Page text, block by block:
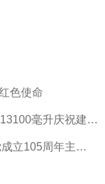
色使命
毫升庆祝建…
立105周年主…